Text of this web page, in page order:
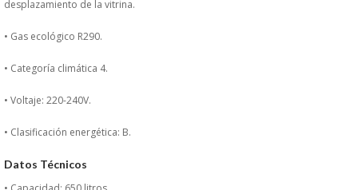
LIMPIEZA
MAQUINARIA CALIENTE
desplazamiento de la vitrina.
• Gas ecológico R290.
• Categoría climática 4.
• Voltaje: 220-240V.
• Clasificación energética: B.
Datos Técnicos